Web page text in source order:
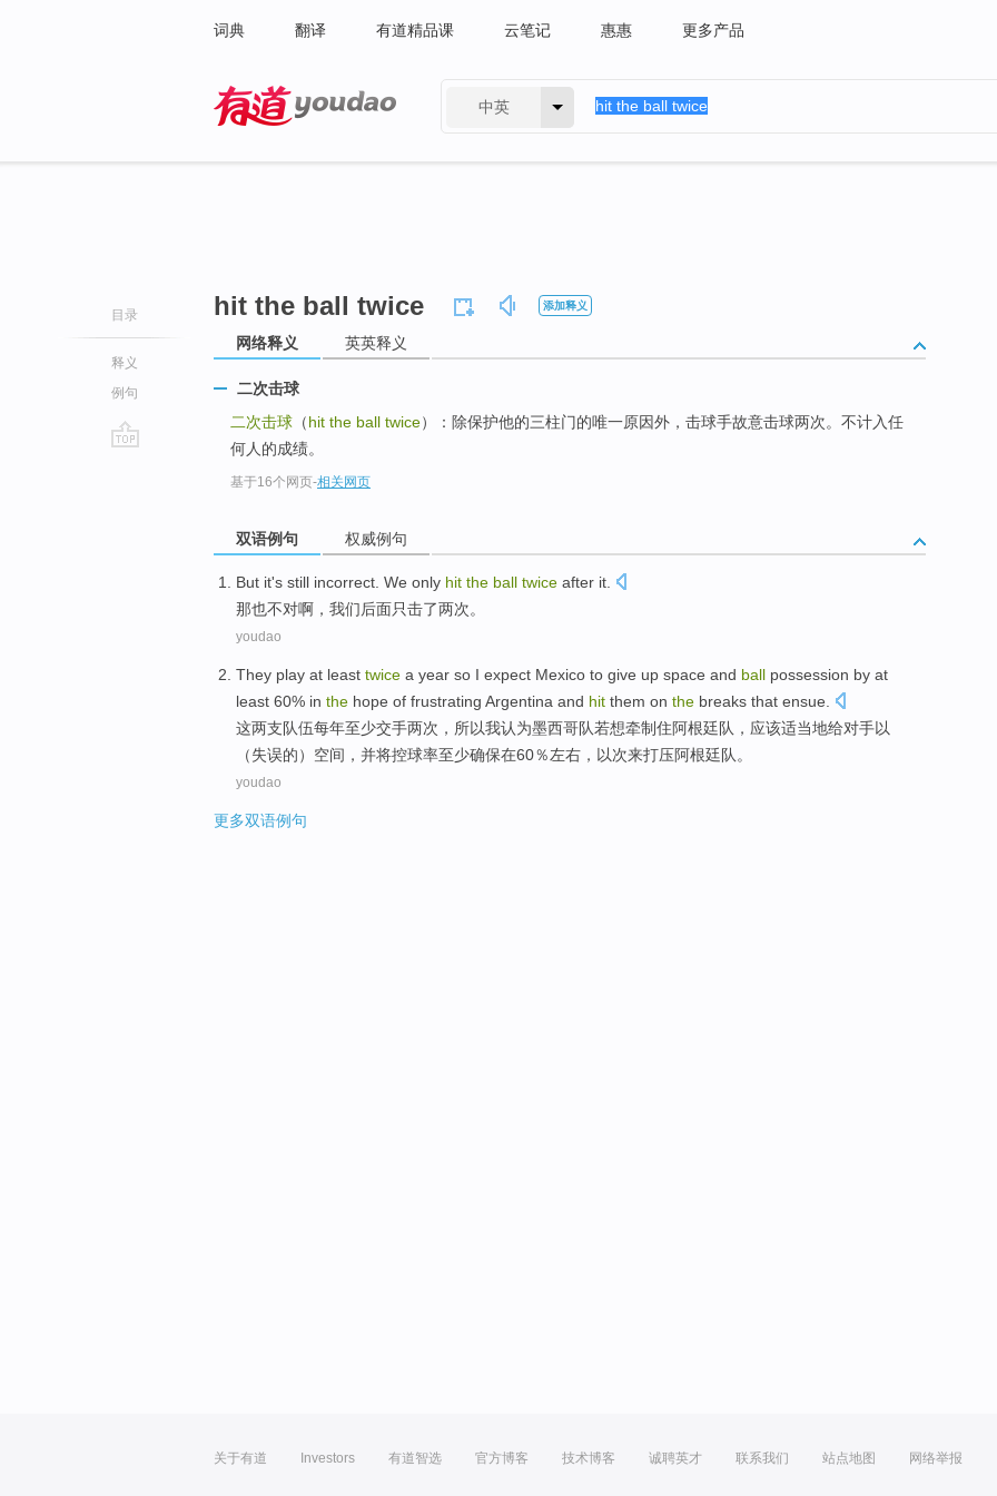
词典 翻译 有道精品课 云笔记 惠惠 更多产品
中英
目录
释义
例句
hit the ball twice 添加释义
网络释义 英英释义
二次击球
二次击球 （hit the ball twice）：除保护他的三柱门的唯一原因外，击球手故意击球两次。不计入任
何人的成绩。
基于16个网页-相关网页
双语例句 权威例句
But it's still incorrect. We only hit the ball twice after it.
那也不对啊 ， 我们后面只击了两次。
youdao
They play at least twice a year so I expect Mexico to give up space and ball possession by at
least 60% in the hope of frustrating Argentina and hit them on the breaks that ensue.
这两支队伍每年至少交手两次 ， 所以我认为墨西哥队若想牵制住阿根廷队，应该适当地给对手以
（失误的） 空间 ， 并将控球率至少确保在60％左右， 以次来打压阿根廷队。
youdao
更多双语例句
关于有道 Investors 有道智选 官方博客 技术博客 诚聘英才 联系我们 站点地图 网络举报